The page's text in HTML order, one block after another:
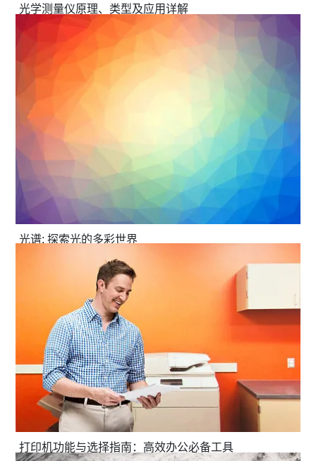
光学测量仪原理、类型及应用详解
光谱: 探索光的多彩世界
打印机功能与选择指南：高效办公必备工具